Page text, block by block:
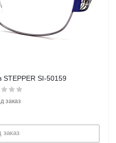
STEPPER SI-50159
заказ
заказ